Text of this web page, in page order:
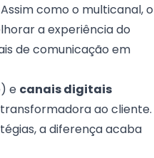
como o multicanal, o
a experiência do
de comunicação em
e canais digitais
ao cliente.
a diferença acaba